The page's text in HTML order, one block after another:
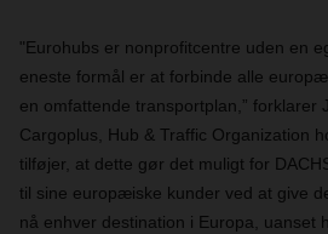
"Eurohubs er nonprofitcentre uden en
eneste formål er at forbinde alle
en omfattende transportplan,” forklarer
Cargoplus, Hub & Traffic Organization
tilføjer, at dette gør det muligt for
til sine europæiske kunder ved at give
nå enhver destination i Europa, uanset